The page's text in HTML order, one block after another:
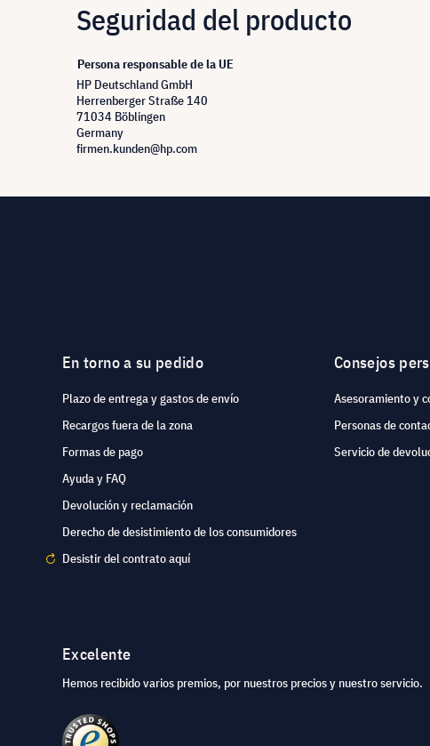
Seguridad del producto
Persona responsable de la UE
HP Deutschland GmbH
Herrenberger Straße 140
71034 Böblingen
Germany
firmen.kunden@hp.com
En torno a su pedido
Plazo de entrega y gastos de envío
Recargos fuera de la zona
Formas de pago
Ayuda y FAQ
Devolución y reclamación
Derecho de desistimiento de los consumidores
Desistir del contrato aquí
Consejos
Asesoramiento y
Personas de
Servicio de
Excelente
Hemos recibido varios premios, por nuestros precios y nuestro servicio.